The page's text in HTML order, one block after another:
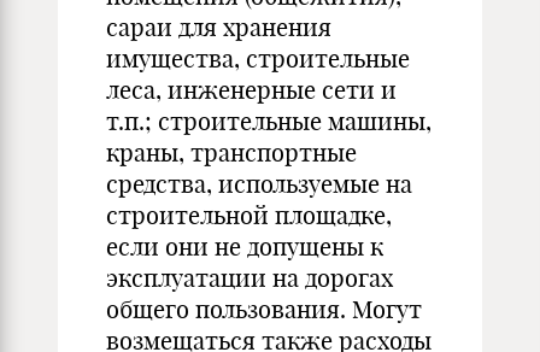
сараи для хранения
имущества, строительные
леса, инженерные сети и
т.п.; строительные машины,
краны, транспортные
средства, используемые на
строительной площадке,
если они не допущены к
эксплуатации на дорогах
общего пользования. Могут
возмещаться также расходы